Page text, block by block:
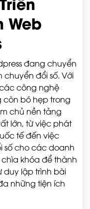
Web
đang chuyển
đổi số. Với
các công nghệ
còn bó hẹp trong
chủ nền tảng
lớn, từ việc phát
tế đến việc
số cho các doanh
khóa để thành
duy lập trình bài
những tiện ích